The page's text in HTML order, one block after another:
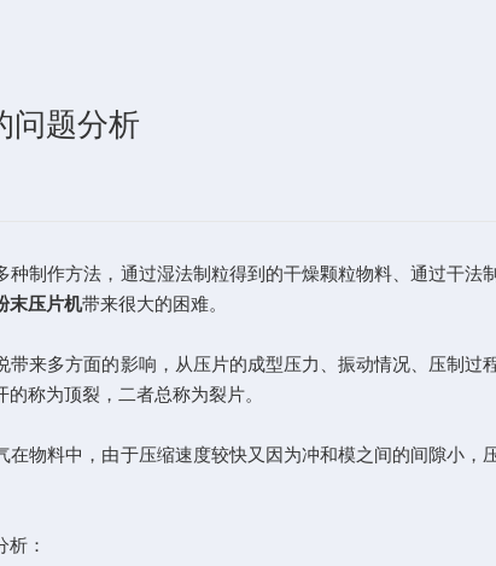
问题分析
作方法，通过湿法制粒得到的干燥颗粒物料、通过干法
末压片机带来很大的困难。
多方面的影响，从压片的成型压力、振动情况、压制过
称为顶裂，二者总称为裂片。
料中，由于压缩速度较快又因为冲和模之间的间隙小，
：